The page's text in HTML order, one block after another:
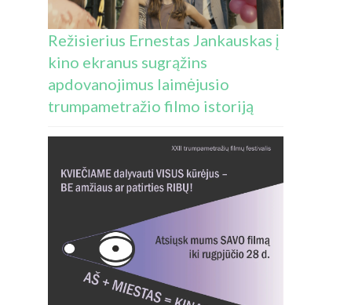
Režisierius Ernestas Jankauskas į
kino ekranus sugrąžins
apdovanojimus laimėjusio
trumpametražio filmo istoriją